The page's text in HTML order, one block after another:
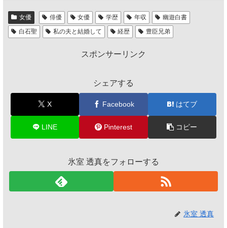
女優 俳優 女優 学歴 年収
幽遊白書
白石聖
私の夫と結婚して 経歴 豊臣兄弟
スポンサーリンク
シェアする
X Facebook はてブ
LINE Pinterest コピー
氷室 透真をフォローする
氷室 透真